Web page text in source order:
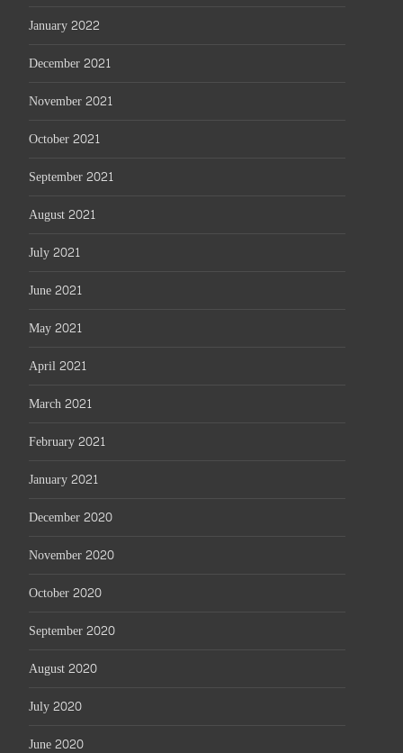
January 2022
December 2021
November 2021
October 2021
September 2021
August 2021
July 2021
June 2021
May 2021
April 2021
March 2021
February 2021
January 2021
December 2020
November 2020
October 2020
September 2020
August 2020
July 2020
June 2020